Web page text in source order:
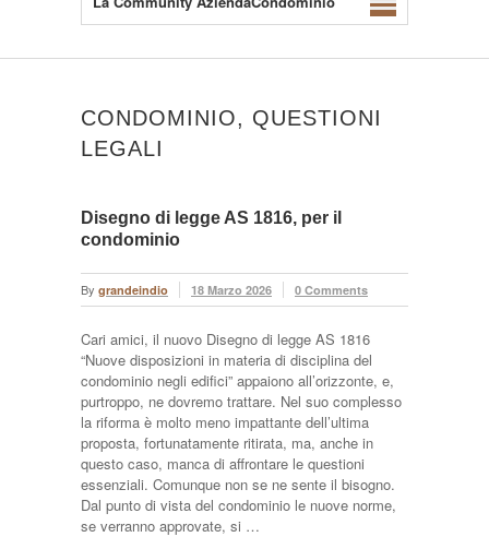
CONDOMINIO, QUESTIONI
LEGALI
Disegno di legge AS 1816, per il
condominio
By grandeindio 18 Marzo 2026 0 Comments
Cari amici, il nuovo Disegno di legge AS 1816
“Nuove disposizioni in materia di disciplina del
condominio negli edifici” appaiono all’orizzonte, e,
purtroppo, ne dovremo trattare. Nel suo complesso
la riforma è molto meno impattante dell’ultima
proposta, fortunatamente ritirata, ma, anche in
questo caso, manca di affrontare le questioni
essenziali. Comunque non se ne sente il bisogno.
Dal punto di vista del condominio le nuove norme,
se verranno approvate, si …